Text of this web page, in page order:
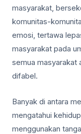
masyarakat,
komunitas-
emosi, tertawa
masyarakat pada
semua masyarakat
difabel.
Banyak di antara
mengatahui
menggunakan